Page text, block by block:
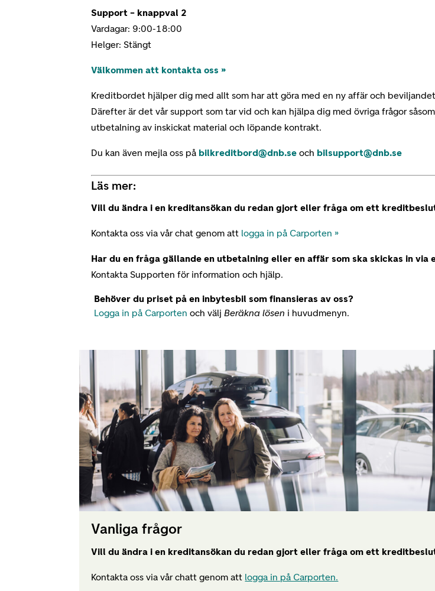
Support – knappval 2
Vardagar: 9:00-18:00
Helger: Stängt
Välkommen att kontakta oss »
Kreditbordet hjälper dig med allt som har att göra med en ny affär och
Därefter är det vår support som tar vid och kan hjälpa dig med övriga frågor såsom
utbetalning av inskickat material och löpande kontrakt.
Du kan även mejla oss på bilkreditbord@dnb.se och bilsupport@dnb.se
Läs mer:
Vill du ändra i en kreditansökan du redan gjort eller fråga om ett
Kontakta oss via vår chat genom att logga in på Carporten »
Har du en fråga gällande en utbetalning eller en affär som ska skickas in via
Kontakta Supporten för information och hjälp.
Behöver du priset på en inbytesbil som finansieras av oss?
Logga in på Carporten och väljBeräkna lösen i huvudmenyn.
Vanliga frågor
Vill du ändra i en kreditansökan du redan gjort eller fråga om ett
Kontakta oss via vår chatt genom att logga in på Carporten.